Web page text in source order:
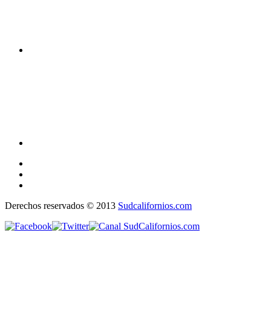
Derechos reservados © 2013 Sudcalifornios.com